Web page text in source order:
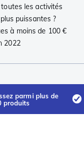
les activités
puissantes ?
à moins de 100 €
2022
parmi plus de
produits